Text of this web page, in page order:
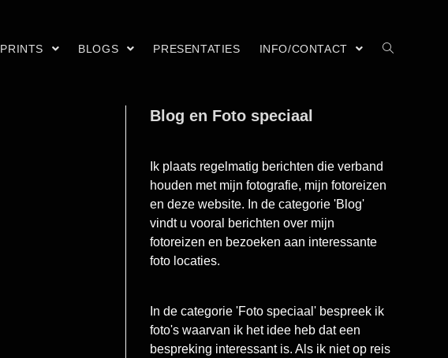
PRINTS BLOGS PRESENTATIES INFO/CONTACT
Blog en Foto speciaal
Ik plaats regelmatig berichten die verband
houden met mijn fotografie, mijn fotoreizen
en deze website. In de categorie 'Blog'
vindt u vooral berichten over mijn
fotoreizen en bezoeken aan interessante
foto locaties.
In de categorie 'Foto speciaal' bespreek ik
foto's waarvan ik het idee heb dat een
bespreking interessant is. Als ik niet op reis